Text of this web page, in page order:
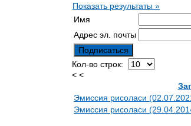
Показать результаты »
Имя
Адрес эл. почты
Кол-во строк:
< <
Эмиссия рисоласи
Эмиссия рисоласи